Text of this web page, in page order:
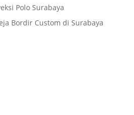
Polo Surabaya
Bordir Custom di Surabaya